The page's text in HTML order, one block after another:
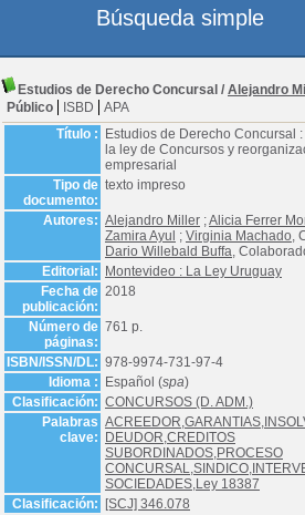
Estudios de Derecho Concursal / Alejandro
Público
ISBD
APA
Título :
Estudios de Derecho Concursal
la ley de Concursos y
empresarial
Tipo de
documento:
texto impreso
Autores: Alejandro Miller ;Alicia Ferrer
Zamira Ayul ; Virginia Machado,
Dario Willebald Buffa,
Editorial:
Montevideo : La Ley Uruguay
Fecha de
publicación:
2018
Número de
páginas:
761 p.
ISBN/ISSN/DL: 978-9974-731-97-4
Idioma :
Español (spa)
Clasificación: CONCURSOS (D. ADM.)
Palabras
clave:
DEUDOR,CREDITOS
SUBORDINADOS,PROCESO
SOCIEDADES,Ley 18387
Clasificación:
[SCJ] 346.078
Búsqueda simple